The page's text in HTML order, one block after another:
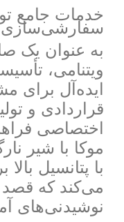
خدمات جامع
سفارشی‌سازی
به عنوان یک
ویتنامی،
ایده‌آل برای
قراردادی و
اختصاصی
موکا با شیر
با پتانسیل
می‌کند که
نوشیدنی‌های